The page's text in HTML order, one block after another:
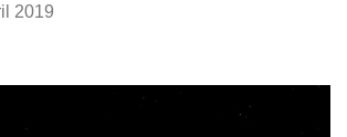
2019